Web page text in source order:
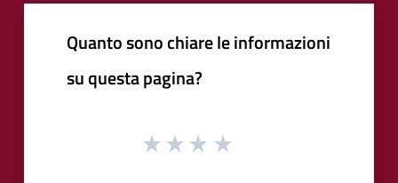
Quanto sono chiare le informazioni
su questa pagina?